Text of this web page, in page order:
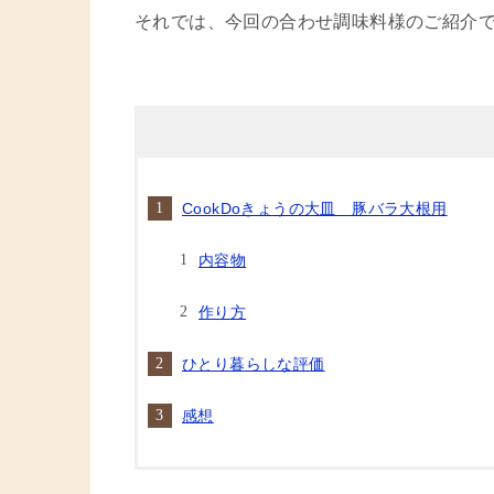
それでは、今回の合わせ調味料様のご紹介で
CookDoきょうの大皿 豚バラ大根用
内容物
作り方
ひとり暮らしな評価
感想